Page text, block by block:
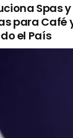
Spas
para Café
el País